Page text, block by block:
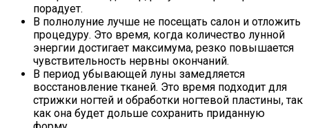
порадует.
В полнолуние лучше не посещать салон и отложить
процедуру. Это время, когда количество лунной
энергии достигает максимума, резко повышается
чувствительность нервны окончаний.
В период убывающей луны замедляется
восстановление тканей. Это время подходит для
стрижки ногтей и обработки ногтевой пластины, так
как она будет дольше сохранить приданную